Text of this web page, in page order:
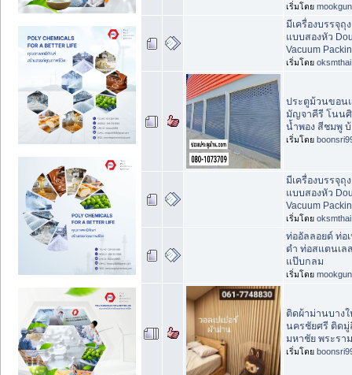
เริ่มโดย
มีเครื่องบรรจุ
แบบสองหัว
Vacuum
เริ่มโดย oksmthai
ประตูม้วนขอน
มัญจาคีรี โนน
น้ำพอง สีชมพู
เริ่มโดย
มีเครื่องบรรจุ
แบบสองหัว
Vacuum
เริ่มโดย oksmthai
ท่ออัลลอยด์ ท่อ
ดำ ท่อสแตนเล
แป๊บกลม
เริ่มโดย
ติดผ้าม่านบาง
นครชัยศรี ติด
มหาชัย พระรา
เริ่มโดย